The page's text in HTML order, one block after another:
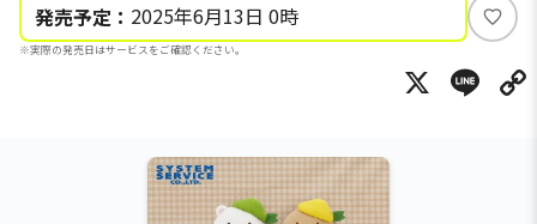
発売予定： 2025年6月13日 0時
※実際の発売日はサービスをご確認ください。
い
ね
X